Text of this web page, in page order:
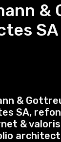
&
SA
&
SA,
&